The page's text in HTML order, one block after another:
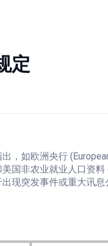
定
如欧洲央行
国非农业就业人口资
现突发事件或重大讯